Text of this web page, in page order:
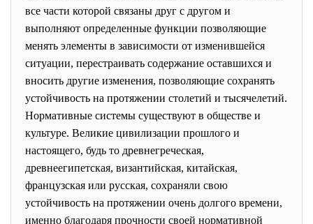
все части которой связаны друг с другом и
выполняют определенные функции позволяющие
менять элементы в зависимости от изменившейся
ситуации, перестраивать содержание оставшихся и
вносить другие изменения, позволяющие сохранять
устойчивость на протяжении столетий и тысячелетий.
Нормативные системы существуют в обществе и
культуре. Великие цивилизации прошлого и
настоящего, будь то древнегреческая,
древнеегипетская, византийская, китайская,
французская или русская, сохраняли свою
устойчивость на протяжении очень долгого времени,
именно благодаря прочности своей нормативной